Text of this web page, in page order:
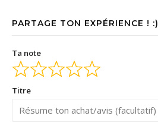
PARTAGE TON EXPÉRIENCE ! :)
Ta note
Titre